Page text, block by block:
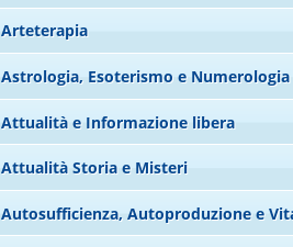
Arteterapia
Astrologia, Esoterismo e Numerologia
Attualità e Informazione libera
Attualità Storia e Misteri
Autosufficienza, Autoproduzione e